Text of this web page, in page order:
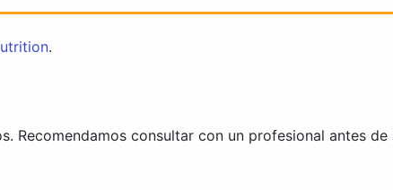
.
Recomendamos consultar con un profesional antes